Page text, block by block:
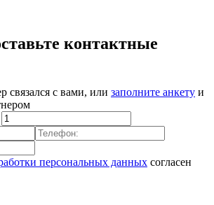
контактные
связался с вами, или заполните анкету и
персональных данных согласен